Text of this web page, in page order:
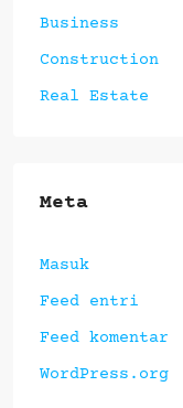
Business
Construction
Real Estate
Meta
Masuk
Feed entri
Feed komentar
WordPress.org